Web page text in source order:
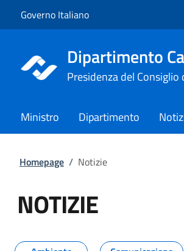
Governo Italiano
Dipartimento
Presidenza del
Ministro Dipartimento
Homepage / Notizie
NOTIZIE